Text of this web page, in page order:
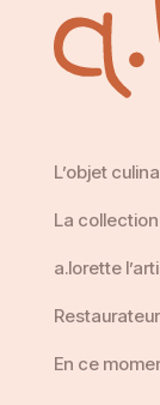
L’objet
La collection
a.lorette
Restaurateur
En ce